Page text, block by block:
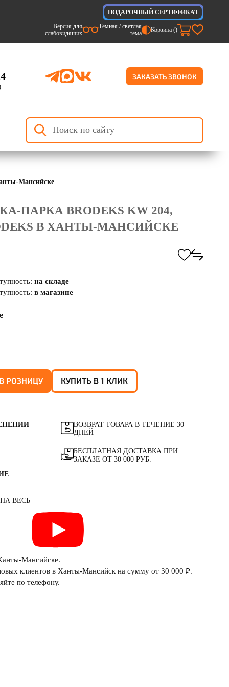
ПОДАРОЧНЫЙ СЕРТИФИКАТ
Версия для
слабовидящих
Темная / светлая
тема
Корзина ()
ЗАКАЗАТЬ ЗВОНОК
Мансийске
ПАРКА BRODEKS KW 204,
В ХАНТЫ-МАНСИЙСКЕ
на складе
в магазине
РОЗНИЦУ КУПИТЬ В 1 КЛИК
ВОЗВРАТ ТОВАРА В ТЕЧЕНИЕ 30
ДНЕЙ
ВЕСЬ
БЕСПЛАТНАЯ ДОСТАВКА ПРИ
ЗАКАЗЕ ОТ 30 000 РУБ.
Мансийске.
клиентов в Ханты-Мансийск на сумму от 30 000 ₽.
по телефону.